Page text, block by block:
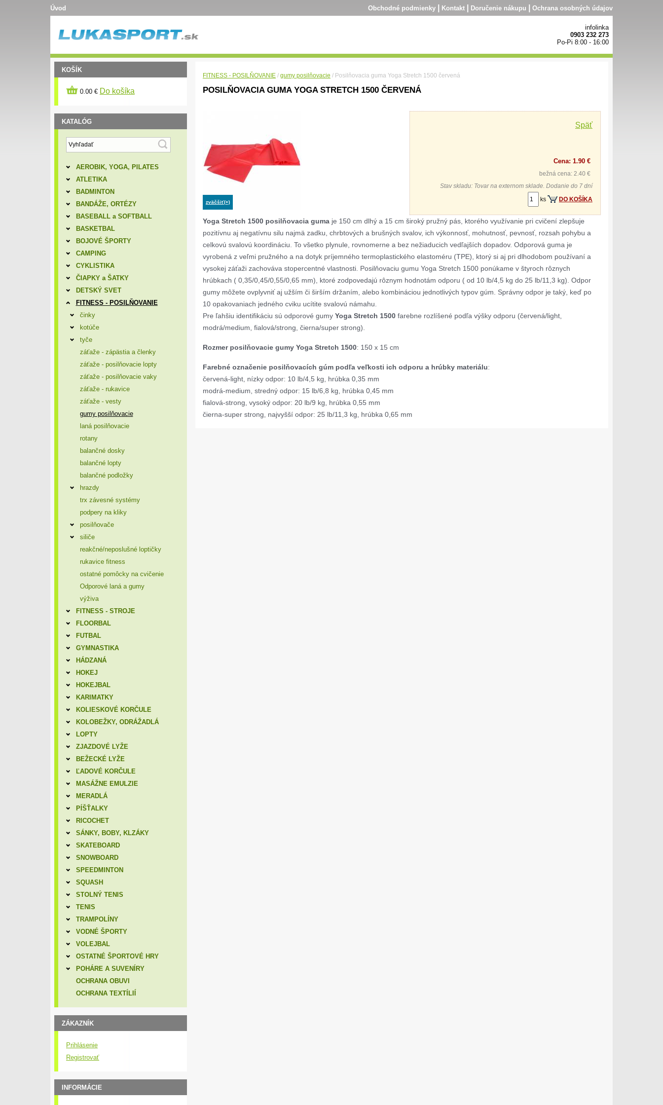
Úvod Obchodné podmienky Kontakt Doručenie nákupu Ochrana osobných údajov
infolinka
0903 232 273
Po-Pi 8:00 - 16:00
FITNESS - POSILŇOVANIE / gumy posilňovacie / Posilňovacia guma Yoga Stretch 1500 červená
POSILŇOVACIA GUMA YOGA STRETCH 1500 ČERVENÁ
zväčšiť(+)
Späť
Cena: 1.90 €
bežná cena: 2.40 €
Stav skladu: Tovar na externom sklade. Dodanie do 7 dní
ks
DO KOŠÍKA
Yoga Stretch 1500 posilňovacia guma je 150 cm dlhý a 15 cm široký pružný pás, ktorého využívanie pri cvičení zlepšuje
pozitívnu aj negatívnu silu najmä zadku, chrbtových a brušných svalov, ich výkonnosť, mohutnosť, pevnosť, rozsah pohybu a
celkovú svalovú koordináciu. To všetko plynule, rovnomerne a bez nežiaducich vedľajších dopadov. Odporová guma je
vyrobená z veľmi pružného a na dotyk príjemného termoplastického elastoméru (TPE), ktorý si aj pri dlhodobom používaní a
vysokej záťaži zachováva stopercentné vlastnosti. Posilňovaciu gumu Yoga Stretch 1500 ponúkame v štyroch rôznych
hrúbkach ( 0,35/0,45/0,55/0,65 mm), ktoré zodpovedajú rôznym hodnotám odporu ( od 10 lb/4,5 kg do 25 lb/11,3 kg). Odpor
gumy môžete ovplyvniť aj užším či širším držaním, alebo kombináciou jednotlivých typov gúm. Správny odpor je taký, keď po
10 opakovaniach jedného cviku ucítite svalovú námahu.
Pre ľahšiu identifikáciu sú odporové gumy Yoga Stretch 1500 farebne rozlíšené podľa výšky odporu (červená/light,
modrá/medium, fialová/strong, čierna/super strong).
Rozmer posilňovacie gumy Yoga Stretch 1500: 150 x 15 cm
Farebné označenie posilňovacích gúm podľa veľkosti ich odporu a hrúbky materiálu:
červená-light, nízky odpor: 10 lb/4,5 kg, hrúbka 0,35 mm
modrá-medium, stredný odpor: 15 lb/6,8 kg, hrúbka 0,45 mm
fialová-strong, vysoký odpor: 20 lb/9 kg, hrúbka 0,55 mm
čierna-super strong, najvyšší odpor: 25 lb/11,3 kg, hrúbka 0,65 mm
KOŠÍK
0.00 € Do košíka
KATALÓG
AEROBIK, YOGA, PILATES
ATLETIKA
BADMINTON
BANDÁŽE, ORTÉZY
BASEBALL a SOFTBALL
BASKETBAL
BOJOVÉ ŠPORTY
CAMPING
CYKLISTIKA
ČIAPKY a ŠATKY
DETSKÝ SVET
FITNESS - POSILŇOVANIE
činky
kotúče
tyče
záťaže - zápästia a členky
záťaže - posilňovacie lopty
záťaže - posilňovacie vaky
záťaže - rukavice
záťaže - vesty
gumy posilňovacie
laná posilňovacie
rotany
balančné dosky
balančné lopty
balančné podložky
hrazdy
trx závesné systémy
podpery na kliky
posilňovače
siliče
reakčné/neposlušné loptičky
rukavice fitness
ostatné pomôcky na cvičenie
Odporové laná a gumy
výživa
FITNESS - STROJE
FLOORBAL
FUTBAL
GYMNASTIKA
HÁDZANÁ
HOKEJ
HOKEJBAL
KARIMATKY
KOLIESKOVÉ KORČULE
KOLOBEŽKY, ODRÁŽADLÁ
LOPTY
ZJAZDOVÉ LYŽE
BEŽECKÉ LYŽE
ĽADOVÉ KORČULE
MASÁŽNE EMULZIE
MERADLÁ
PÍŠŤALKY
RICOCHET
SÁNKY, BOBY, KLZÁKY
SKATEBOARD
SNOWBOARD
SPEEDMINTON
SQUASH
STOLNÝ TENIS
TENIS
TRAMPOLÍNY
VODNÉ ŠPORTY
VOLEJBAL
OSTATNÉ ŠPORTOVÉ HRY
POHÁRE A SUVENÍRY
OCHRANA OBUVI
OCHRANA TEXTÍLIÍ
ZÁKAZNÍK
Prihlásenie
Registrovať
INFORMÁCIE